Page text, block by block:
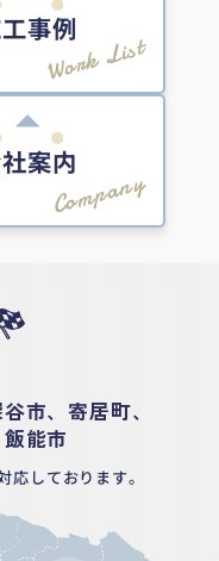
事例
Work List
案内
Company
市、寄居町、
能市
応しております。